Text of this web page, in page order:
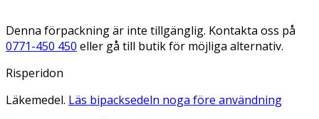
Denna förpackning är inte tillgänglig. Kontakta oss på
0771-450 450 eller gå till butik för möjliga alternativ.
Risperidon
Läkemedel. Läs bipacksedeln noga före användning